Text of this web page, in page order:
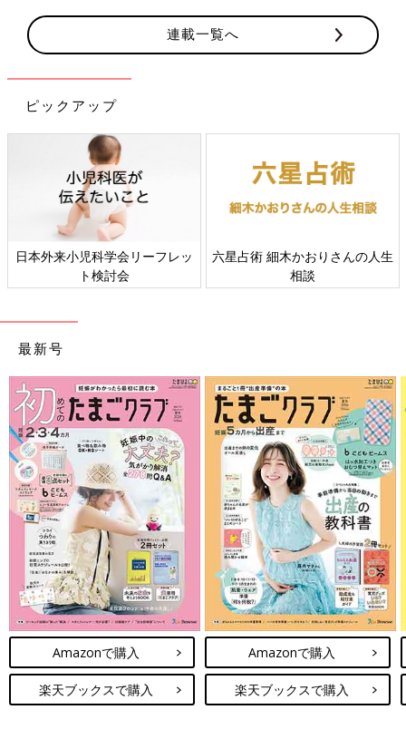
連載一覧へ
ピックアップ
すべての赤ちゃんや家族にとっ
て、よりよい社会・環境となる
ことをめざしてさまざまな課題
赤ちゃんの肌トラブル、アレル
ギーについて
最新号
Amazonで購入
楽天ブックスで購入
Amazonで購入
楽天ブックスで購入